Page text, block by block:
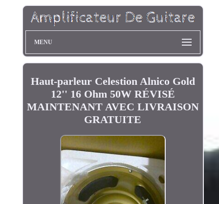
MENU
Haut-parleur Celestion Alnico Gold
12'' 16 Ohm 50W RÉVISÉ
MAINTENANT AVEC LIVRAISON
GRATUITE